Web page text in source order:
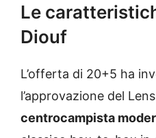
Le
Diouf
L’offerta di 20+5 ha
l’approvazione del
centrocampista